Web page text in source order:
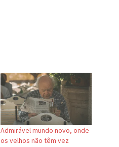
Admirável mundo novo, onde
os velhos não têm vez